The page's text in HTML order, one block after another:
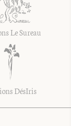
Le Sureau
DésIris